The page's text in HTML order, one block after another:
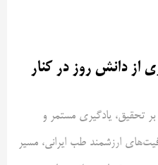
از دانش روز در کنار
تحقیق، یادگیری مستمر و
ارزشمند طب ایرانی، مسیر